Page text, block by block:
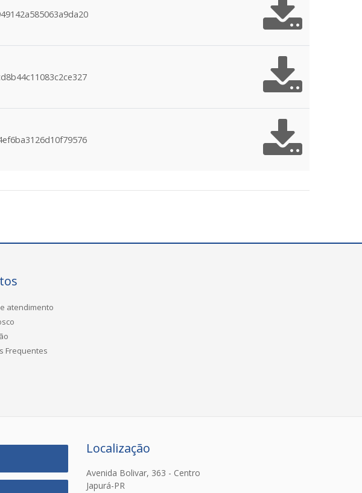
atendimento
Frequentes
Localização
Avenida Bolivar, 363 - Centro
Japurá-PR